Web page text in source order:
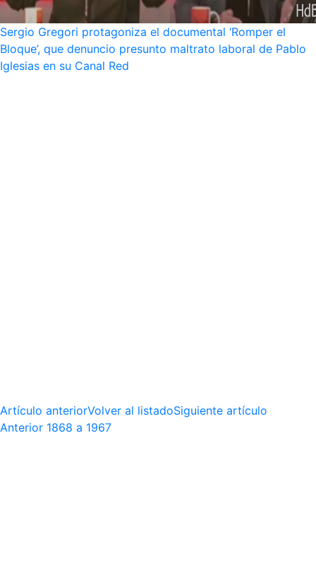
Sergio Gregori protagoniza el documental ‘Romper el
Bloque’, que denuncio presunto maltrato laboral de Pablo
Iglesias en su Canal Red
Artículo anteriorVolver al listadoSiguiente artículo
Anterior 1868 a 1967